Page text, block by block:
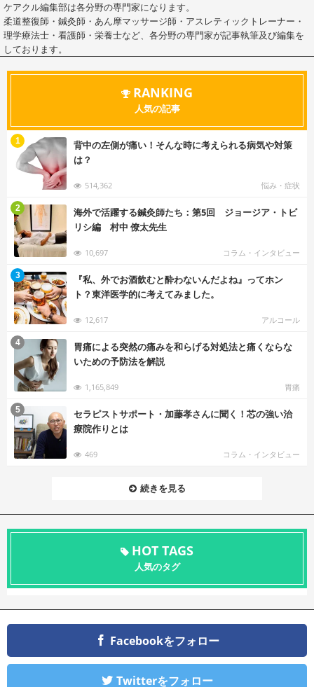
ケアクル編集部は各分野の専門家になります。
柔道整復師・鍼灸師・あん摩マッサージ師・アスレティックトレーナー・
理学療法士・看護師・栄養士など、各分野の専門家が記事執筆及び編集を
しております。
RANKING
人気の記事
背中の左側が痛い！そんな時に考えられる病気や対策
は？
514,362 悩み・症状
1
海外で活躍する鍼灸師たち：第5回 ジョージア・トビ
リシ編 村中 僚太先生
10,697 コラム・インタビュー
2
『私、外でお酒飲むと酔わないんだよね』ってホン
ト？東洋医学的に考えてみました。
12,617 アルコール
3
胃痛による突然の痛みを和らげる対処法と痛くならな
いための予防法を解説
1,165,849 胃痛
4
セラピストサポート・加藤孝さんに聞く！芯の強い治
療院作りとは
469 コラム・インタビュー
5
続きを見る
HOT TAGS
人気のタグ
Facebookをフォロー
Twitterをフォロー